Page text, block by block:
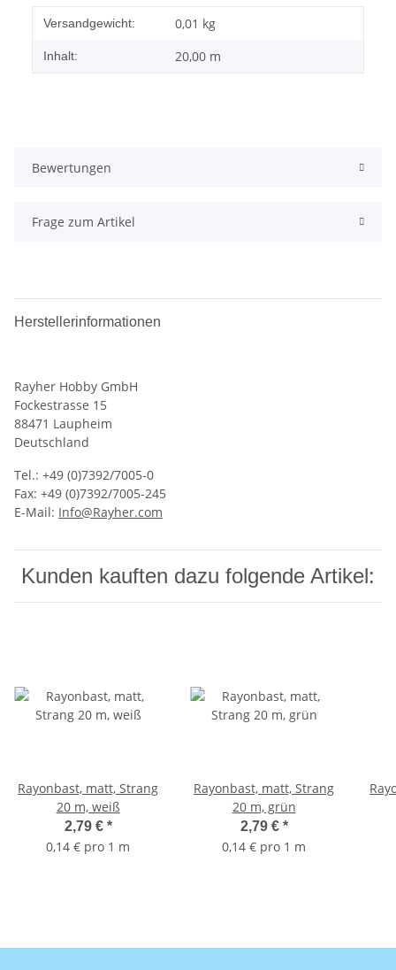
Versandgewicht: 0,01 kg
Inhalt: 20,00 m
Bewertungen
Frage zum Artikel
Herstellerinformationen
Rayher Hobby GmbH
Fockestrasse 15
88471 Laupheim
Deutschland
Tel.: +49 (0)7392/7005-0
Fax: +49 (0)7392/7005-245
E-Mail: Info@Rayher.com
Kunden kauften dazu folgende Artikel:
Rayonbast, matt, Strang
20 m, weiß
2,79 € *
0,14 € pro 1 m
Rayonbast, matt, Strang
20 m, grün
2,79 € *
0,14 € pro 1 m